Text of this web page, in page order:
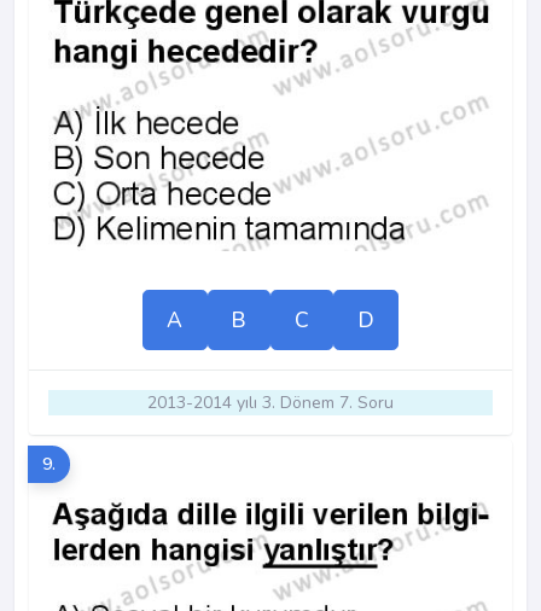
A B C D
2013-2014 yılı 3. Dönem 7. Soru
9.